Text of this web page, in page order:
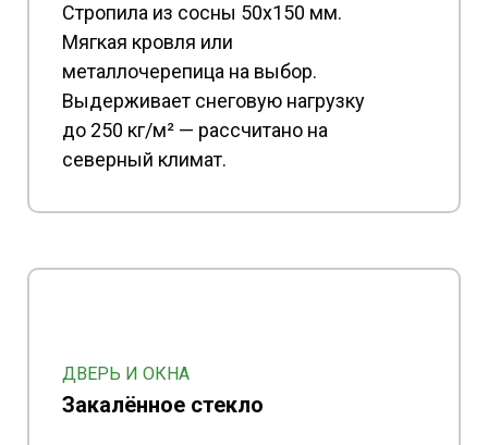
Стропила из сосны 50x150 мм.
Мягкая кровля или
металлочерепица на выбор.
Выдерживает снеговую нагрузку
до 250 кг/м² — рассчитано на
северный климат.
Закалённое стекло
ДВЕРЬ И ОКНА